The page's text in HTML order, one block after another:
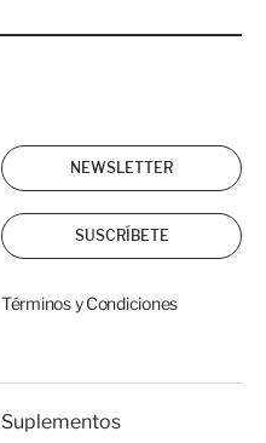
NEWSLETTER
SUSCRÍBETE
Términos y Condiciones
Suplementos